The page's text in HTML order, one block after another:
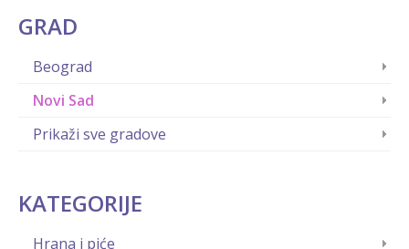
GRAD
Beograd
Novi Sad
Prikaži sve gradove
KATEGORIJE
Hrana i piće